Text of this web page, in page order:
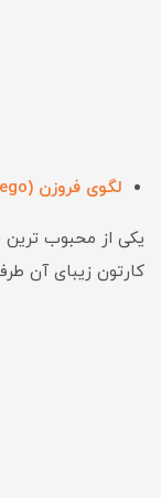
لگوی فروزن (frozen lego)
یکی از محبوب ترین
کارتون زیبای آن